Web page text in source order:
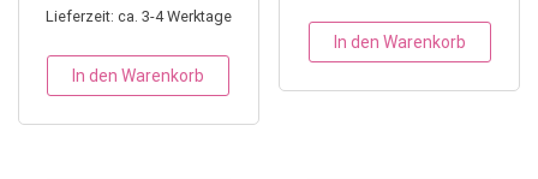
Lieferzeit: ca. 3-4 Werktage
In den Warenkorb
In den Warenkorb